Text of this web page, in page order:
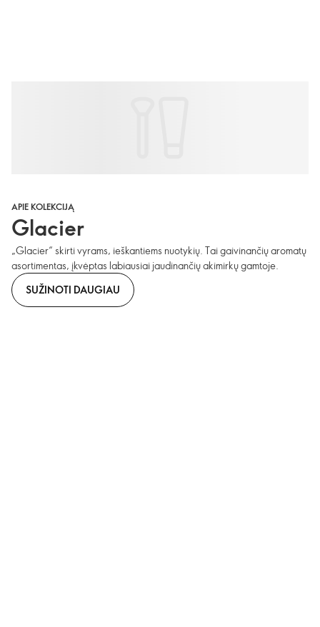
APIE KOLEKCIJĄ
Glacier
„Glacier“ skirti vyrams, ieškantiems nuotykių. Tai gaivinančių aromatų
asortimentas, įkvėptas labiausiai jaudinančių akimirkų gamtoje.
SUŽINOTI DAUGIAU